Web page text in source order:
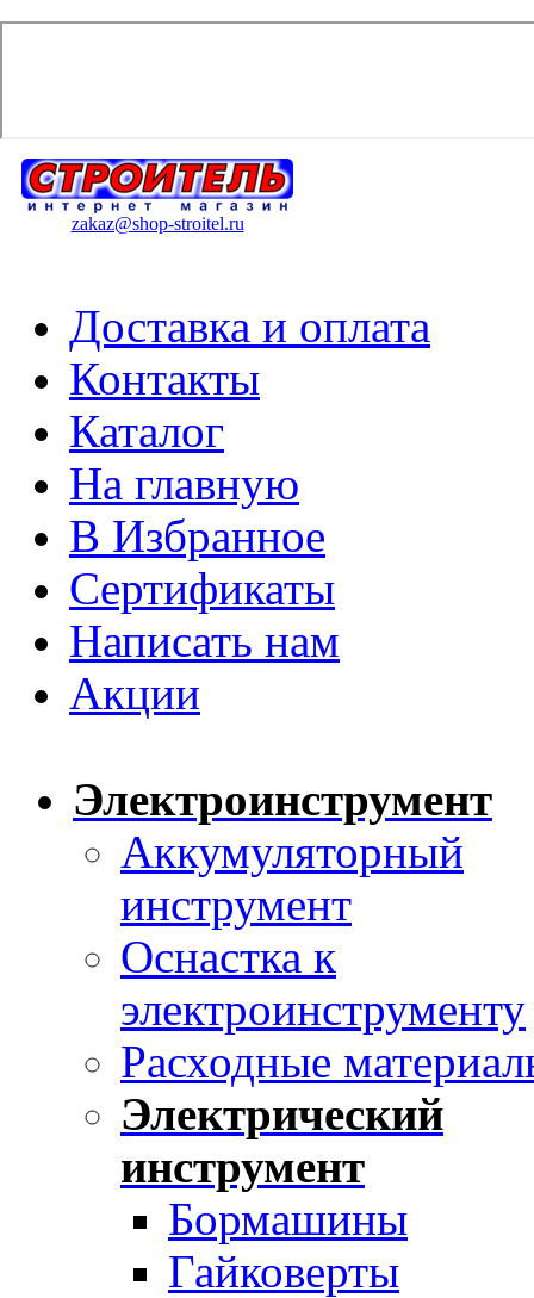
zakaz@shop-stroitel.ru
Доставка и оплата
Контакты
Каталог
На главную
В Избранное
Сертификаты
Написать нам
Акции
Электроинструмент
Аккумуляторный
инструмент
Оснастка к
электроинструменту
Расходные
Электрический
инструмент
Бормашины
Гайковерты